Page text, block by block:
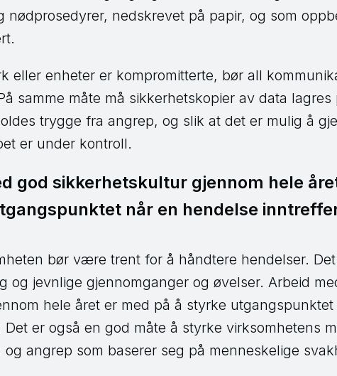
nødprosedyrer, nedskrevet på papir, og som
eller enheter er kompromitterte, bør all
samme måte må sikkerhetskopier av data lagres
trygge fra angrep, og slik at det er mulig å
er under kontroll.
god sikkerhetskultur gjennom hele
når en hendelse
bør være trent for å håndtere hendelser.
og jevnlige gjennomganger og øvelser. Arbeid
hele året er med på å styrke utgangspunktet
er også en god måte å styrke virksomhetens
og angrep som baserer seg på menneskelige